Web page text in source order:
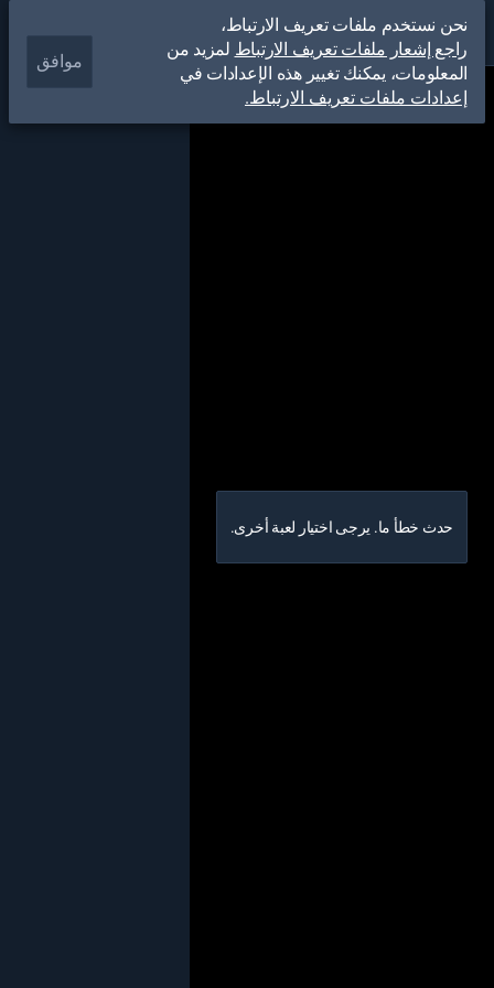
حدث خطأ ما. يرجى اختيار لعبة أخرى.
نحن نستخدم ملفات تعريف الارتباط،
راجع إشعار ملفات تعريف الارتباط لمزيد من
المعلومات، يمكنك تغيير هذه الإعدادات في
إعدادات ملفات تعريف الارتباط.
موافق